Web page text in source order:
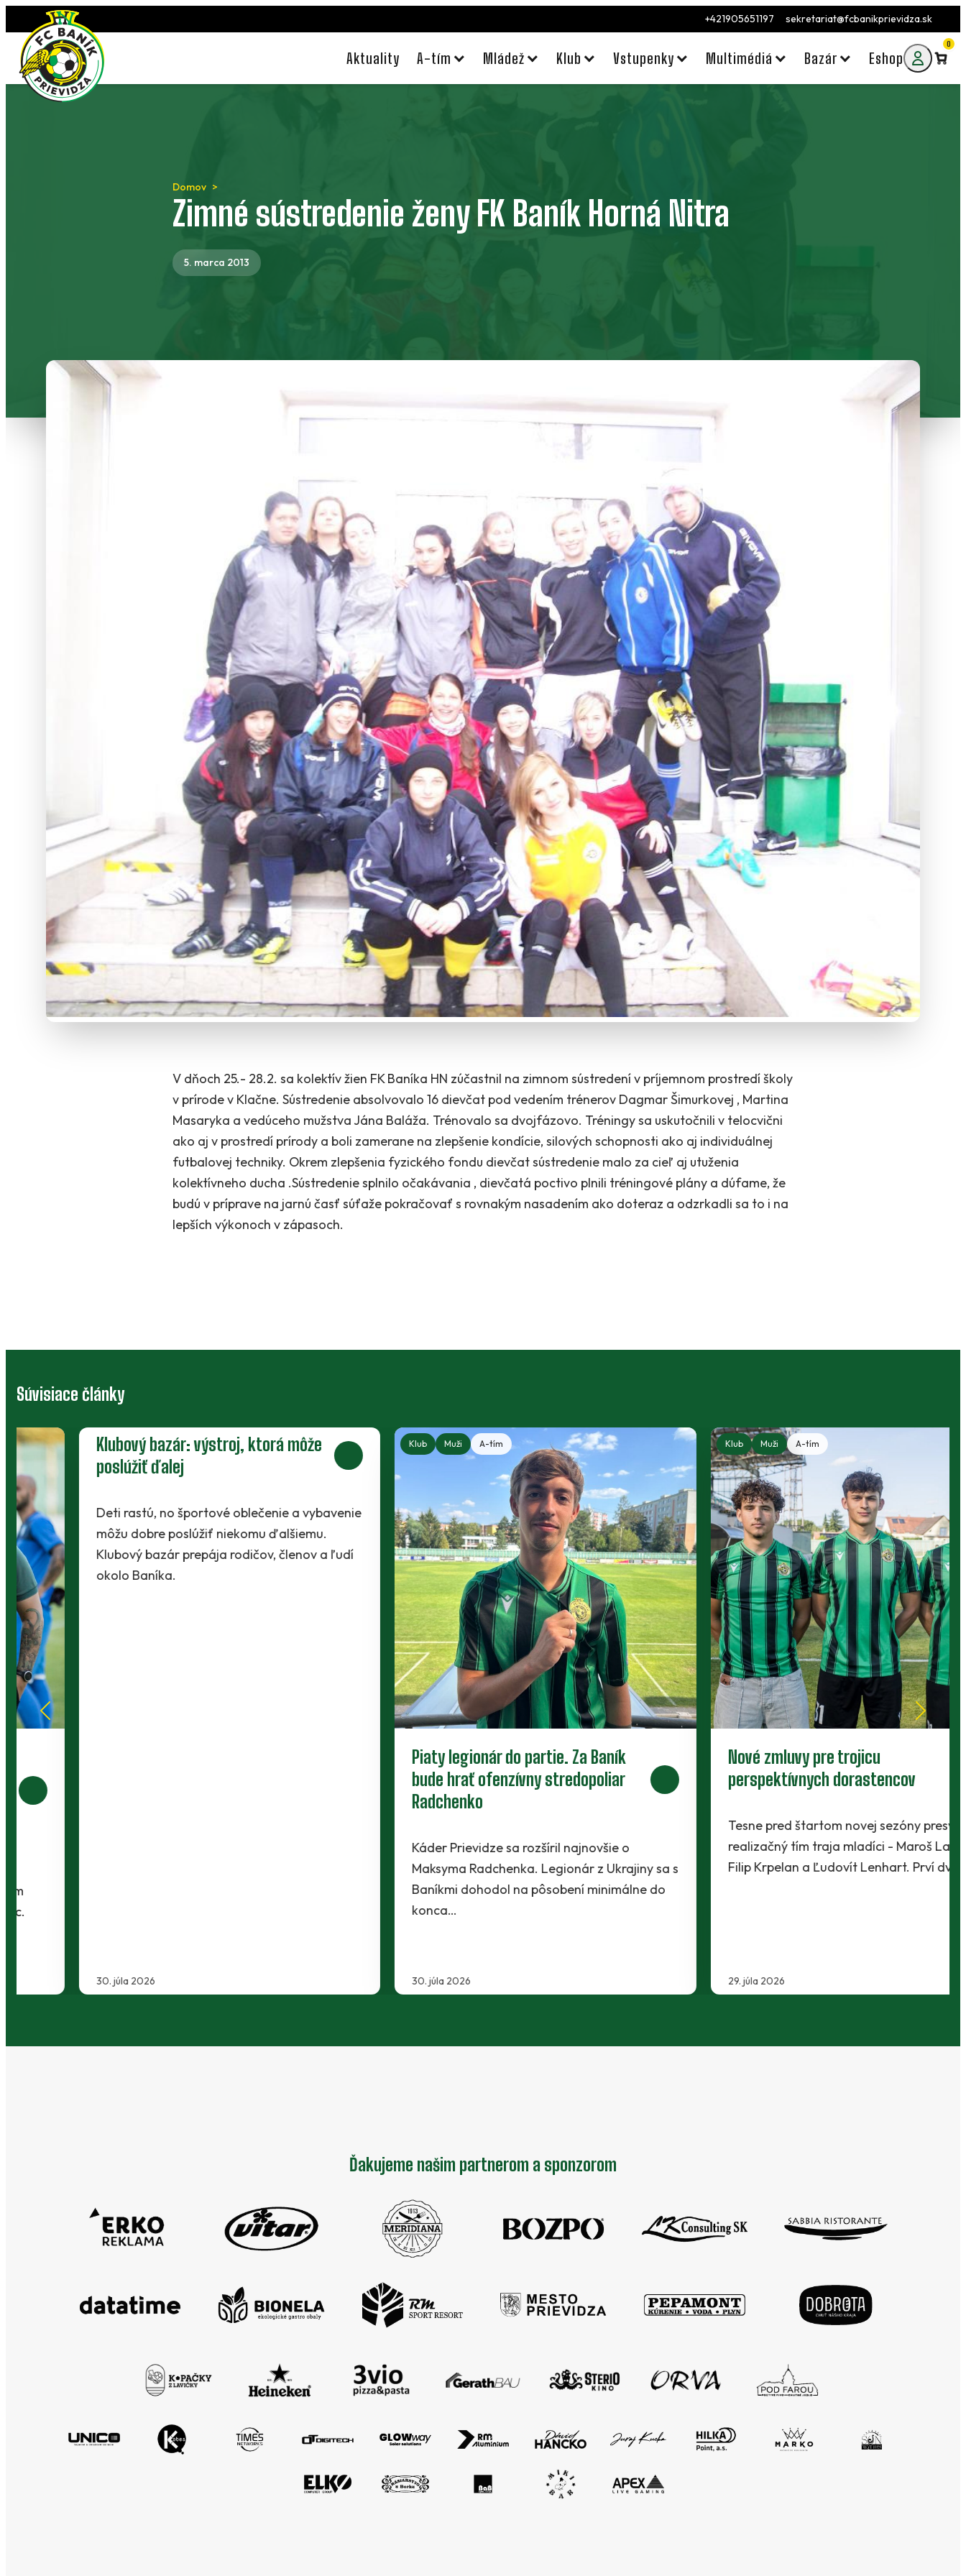
Preskočiť
na
obsah
+421905651197 sekretariat@fcbanikprievidza.sk
Aktuality A-tím Mládež Klub Vstupenky Multimédiá Bazár Eshop
0
Domov
Zimné sústredenie ženy FK Baník Horná Nitra
5. marca 2013
V dňoch 25.- 28.2. sa kolektív žien FK Baníka HN zúčastnil na zimnom sústredení v príjemnom prostredí školy
v prírode v Klačne. Sústredenie absolvovalo 16 dievčat pod vedením trénerov Dagmar Šimurkovej , Martina
Masaryka a vedúceho mužstva Jána Baláža. Trénovalo sa dvojfázovo. Tréningy sa uskutočnili v telocvični
ako aj v prostredí prírody a boli zamerane na zlepšenie kondície, silových schopnosti ako aj individuálnej
futbalovej techniky. Okrem zlepšenia fyzického fondu dievčat sústredenie malo za cieľ aj utuženia
kolektívneho ducha .Sústredenie splnilo očakávania , dievčatá poctivo plnili tréningové plány a dúfame, že
budú v príprave na jarnú časť súťaže pokračovať s rovnakým nasadením ako doteraz a odzrkadli sa to i na
lepších výkonoch v zápasoch.
Súvisiace články
Klubový bazár: výstroj, ktorá môže
poslúžiť ďalej
Deti rastú, no športové oblečenie a vybavenie
môžu dobre poslúžiť niekomu ďalšiemu.
Klubový bazár prepája rodičov, členov a ľudí
okolo Baníka.
Klub A-tím
Piaty legionár do partie. Za Baník
bude hrať ofenzívny stredopoliar
Radchenko
Káder Prievidze sa rozšíril najnovšie o
Maksyma Radchenka. Legionár z Ukrajiny sa s
Baníkmi dohodol na pôsobení minimálne do
Muži A-tím
Nové zmluvy pre trojicu
perspektívnych dorastencov
Tesne pred štartom novej sezóny presvedčili
realizačný tím traja mladíci - Maroš Lahký,
Filip Krpelan a Ľudovít Lenhart. Prví dvaja…
Ďakujeme našim partnerom a sponzorom